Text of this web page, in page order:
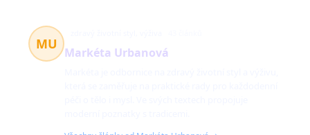
MU
Markéta Urbanová